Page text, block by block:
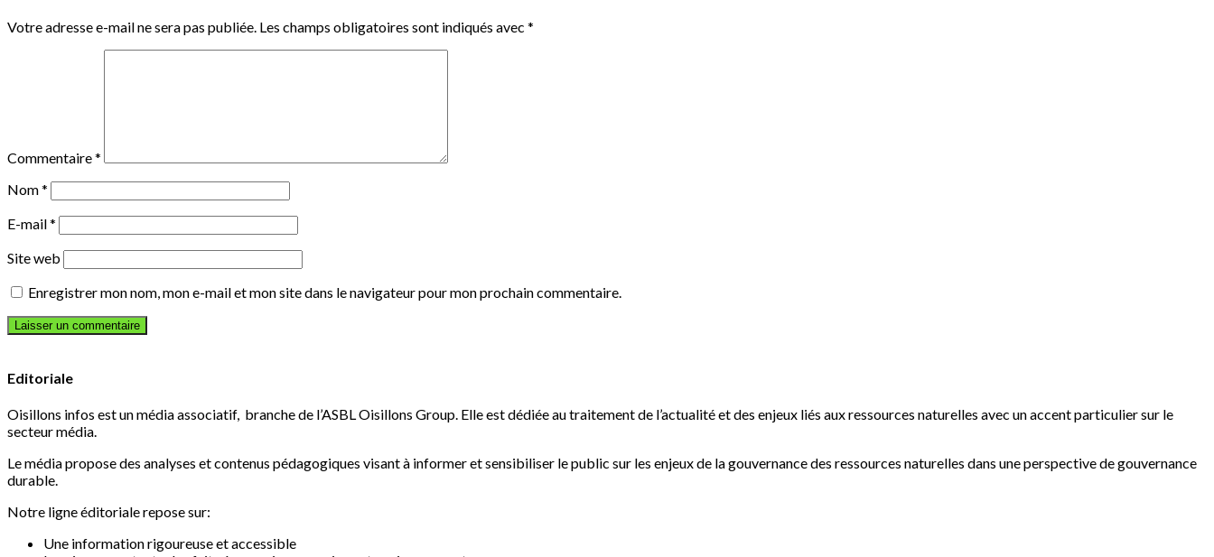
Votre adresse e-mail ne sera pas publiée. Les champs obligatoires sont indiqués avec *
Commentaire*
Nom*
E-mail*
Site web
Enregistrer mon nom, mon e-mail et mon site dans le navigateur pour mon prochain commentaire.
Editoriale
Oisillons infos est un média associatif, branche de l’ASBL Oisillons Group. Elle est dédiée au traitement de l’actualité et des enjeux liés aux ressources naturelles avec un accent particulier sur le
secteur média.
Le média propose des analyses et contenus pédagogiques visant à informer et sensibiliser le public sur les enjeux de la gouvernance des ressources naturelles dans une perspective de gouvernance
durable.
Notre ligne éditoriale repose sur:
Une information rigoureuse et accessible